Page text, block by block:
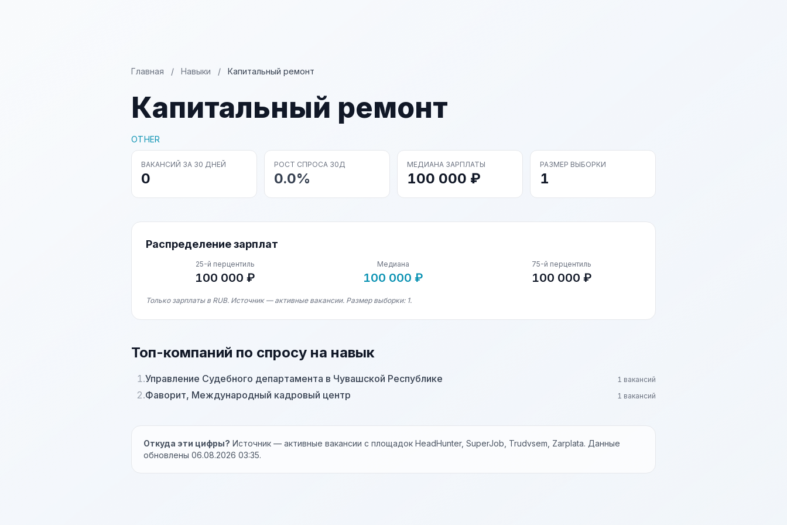
Главная / Навыки / Капитальный ремонт
Капитальный ремонт
OTHER
ВАКАНСИЙ ЗА 30 ДНЕЙ
0
РОСТ СПРОСА 30Д
0.0%
МЕДИАНА ЗАРПЛАТЫ
100 000 ₽
РАЗМЕР ВЫБОРКИ
1
Распределение зарплат
25-й перцентиль
100 000 ₽
Медиана
100 000 ₽
75-й перцентиль
100 000 ₽
Только зарплаты в RUB. Источник — активные вакансии. Размер выборки: 1.
Топ-компаний по спросу на навык
1.Управление Судебного департамента в Чувашской Республике 1 вакансий
2.Фаворит, Международный кадровый центр 1 вакансий
Откуда эти цифры? Источник — активные вакансии с площадок HeadHunter, SuperJob, Trudvsem, Zarplata. Данные
обновлены 06.08.2026 03:35.